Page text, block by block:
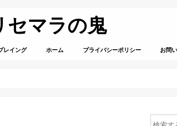
セマラの鬼
レイング ホーム プライバシーポリシー お問